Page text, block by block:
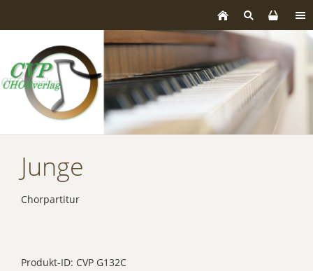
Junge
Chorpartitur
Produkt-ID: CVP G132C